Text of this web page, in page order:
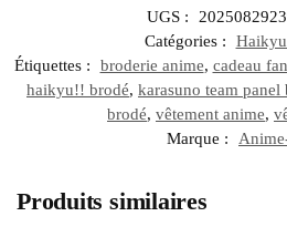
UGS :
Catégories :
Étiquettes :
broderie anime, cadeau
haikyu!! brodé, karasuno team panel
brodé, vêtement anime,
Marque :
Produits similaires